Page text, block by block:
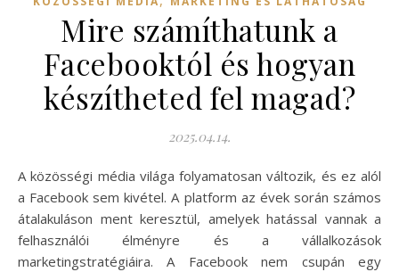
Mire számíthatunk a
Facebooktól és hogyan
készítheted fel magad?
2025.04.14.
A közösségi média világa folyamatosan változik, és ez alól
a Facebook sem kivétel. A platform az évek során számos
átalakuláson ment keresztül, amelyek hatással vannak a
felhasználói élményre és a vállalkozások
marketingstratégiáira. A Facebook nem csupán egy